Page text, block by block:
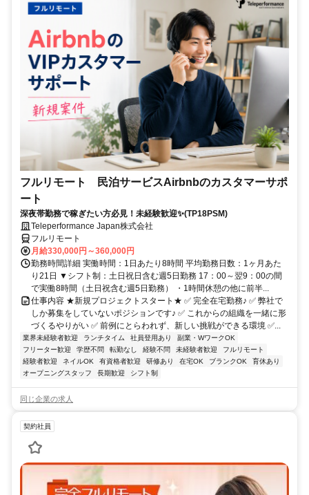
フルリモート 民泊サービスAirbnbのカスタマーサポ
ート
深夜帯勤務で稼ぎたい方必見！未経験歓迎✨(TP18PSM)
Teleperformance Japan株式会社
フルリモート
月給330,000円～360,000円
勤務時間詳細 実働時間：1日あたり8時間 平均勤務日数：1ヶ月あた
り21日 ▼シフト制：土日祝日含む週5日勤務 17：00～翌9：00の間
で実働8時間（土日祝含む週5日勤務） ・1時間休憩の他に前半...
仕事内容 ★新規プロジェクトスタート★ ✅ 完全在宅勤務♪ ✅ 弊社で
しか募集をしていないポジションです♪ ✅ これからの組織を一緒に形
づくるやりがい ✅ 前例にとらわれず、新しい挑戦ができる環境 ✅...
業界未経験者歓迎 ランチタイム 社員登用あり
副業・WワークOK
フリーター歓迎
学歴不問 転勤なし 経験不問 未経験者歓迎
フルリモート
経験者歓迎
ネイルOK 有資格者歓迎 研修あり 在宅OK ブランクOK
育休あり
オープニングスタッフ
長期歓迎 シフト制
同じ企業の求人
契約社員